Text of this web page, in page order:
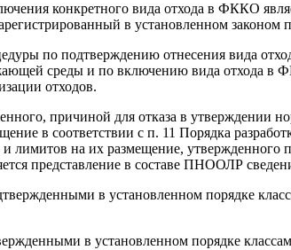
конкретного вида отхода в ФККО
в установленном законом
по подтверждению отнесения вида
среды и по включению вида отхода в
отходов.
причиной для отказа в утверждении
в соответствии с п. 11 Порядка
и лимитов на их размещение,
представление в составе ПНООЛР
в установленном порядке
в установленном порядке